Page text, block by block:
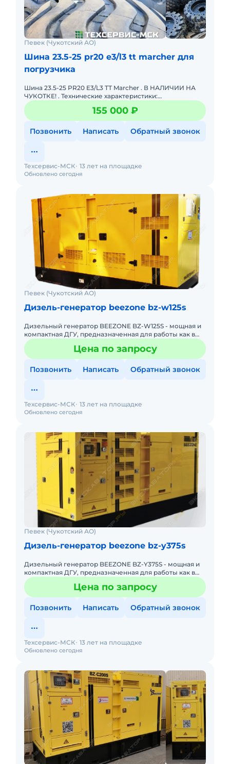
Певек (Чукотский АО)
Шина 23.5-25 pr20 e3/l3 tt marcher для
погрузчика
Шина 23.5-25 PR20 E3/L3 TТ Marcher . В НАЛИЧИИ НА
ЧУКОТКЕ! . Технические характеристики:
Производитель - Marcher (Марчер) Размер - 23.5-25
Диаметр - 25
155 000 ₽
Позвонить Написать Обратный звонок
Обновлено сегодня
Техсервис-МСК 13 лет на площадке
Певек (Чукотский АО)
Дизель-генератор beezone bz-w125s
Дизельный генератор BEEZONE BZ-W125S - мощная и
компактная ДГУ, предназначенная для работы как в
помещении, так и на открытом воздухе. Двигатель
Weichai показыЦена по запросу
Позвонить Написать Обратный звонок
Обновлено сегодня
Техсервис-МСК 13 лет на площадке
Певек (Чукотский АО)
Дизель-генератор beezone bz-y375s
Дизельный генератор BEEZONE BZ-Y375S - мощная и
компактная ДГУ, предназначенная для работы как в
помещении, так и на открытом воздухе. Двигатель
Yuchai показывЦена по запросу
Позвонить Написать Обратный звонок
Обновлено сегодня
Техсервис-МСК 13 лет на площадке